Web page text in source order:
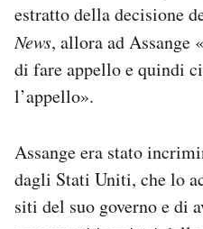
estratto della decisione
News, allora ad Assange
di fare appello e quindi
l’appello».
Assange era stato
dagli Stati Uniti, che lo
siti del suo governo e di